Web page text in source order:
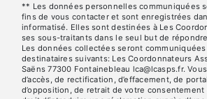
** Les données personnelles communiquées
fins de vous contacter et sont enregistrées
informatisé. Elles sont destinées à Les
ses sous-traitants dans le seul but de
Les données collectées seront
destinataires suivants: Les Coordonnateurs
Saëns 77300 Fontainebleau lca@lcasps.fr.
d’accès, de rectification, d’effacement, de
d’opposition, de retrait de votre